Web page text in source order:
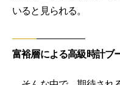
いると見られる。
富裕層による高級時計ブ